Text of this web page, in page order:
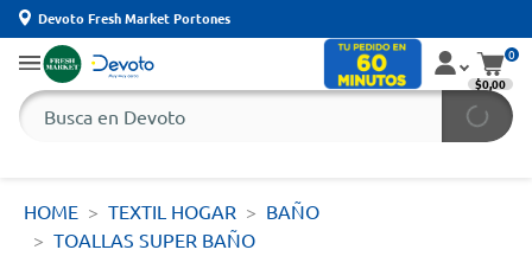
Devoto Fresh Market Portones
0
$0,00
HOME TEXTIL HOGAR
BAÑO
TOALLAS SUPER BAÑO